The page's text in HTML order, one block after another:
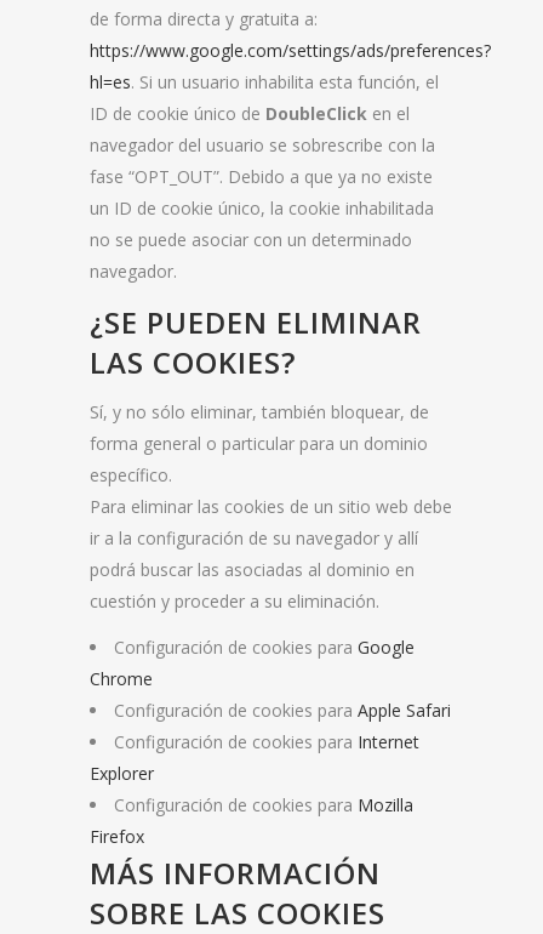
de forma directa y gratuita a:
https://www.google.com/settings/ads/preferences?
hl=es. Si un usuario inhabilita esta función, el
ID de cookie único de DoubleClick en el
navegador del usuario se sobrescribe con la
fase “OPT_OUT”. Debido a que ya no existe
un ID de cookie único, la cookie inhabilitada
no se puede asociar con un determinado
navegador.
¿SE PUEDEN ELIMINAR
LAS COOKIES?
Sí, y no sólo eliminar, también bloquear, de
forma general o particular para un dominio
específico.
Para eliminar las cookies de un sitio web debe
ir a la configuración de su navegador y allí
podrá buscar las asociadas al dominio en
cuestión y proceder a su eliminación.
Configuración de cookies para Google
Chrome
Configuración de cookies para Apple Safari
Configuración de cookies para Internet
Explorer
Configuración de cookies para Mozilla
Firefox
MÁS INFORMACIÓN
SOBRE LAS COOKIES